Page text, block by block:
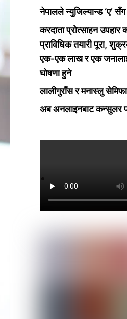
नेपालले न्युजिल्यान्ड ‘ए’
करदाता प्रोत्साहन उपहार
प्राविधिक तयारी पूरा,
एक-एक लाख र एक
घोषणा हुने
लालीगुराँस र मनास्लु
अब अनलाइनबाट कन्सुलर